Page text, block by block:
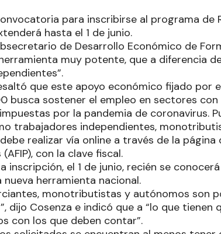
para inscribirse al programa de
hasta el 1 de junio.
de Desarrollo Económico de
muy potente, que a diferencia
que este apoyo económico fijado por
busca sostener el empleo en sectores
por la pandemia de coronavirus.
trabajadores independientes,
realizar vía online a través de la
con la clave fiscal.
inscripción, el 1 de junio, recién se
herramienta nacional.
monotributistas y autónomos son
dijo Cosenza e indicó que a “lo que tienen
con los que deben contar”.